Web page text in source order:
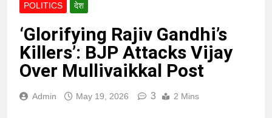
POLITICS देश
‘Glorifying Rajiv Gandhi’s
Killers’: BJP Attacks Vijay
Over Mullivaikkal Post
Admin May 19, 2026 3 2 Mins